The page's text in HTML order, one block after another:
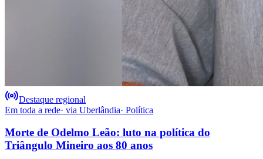
Destaque regional
Em toda a rede· via Uberlândia· Política
Morte de Odelmo Leão: luto na política do
Triângulo Mineiro aos 80 anos